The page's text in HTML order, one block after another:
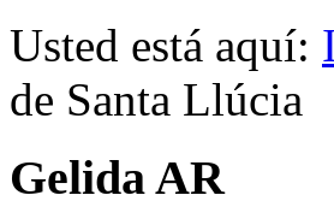
Usted está aquí:
de Santa Llúcia
Gelida AR